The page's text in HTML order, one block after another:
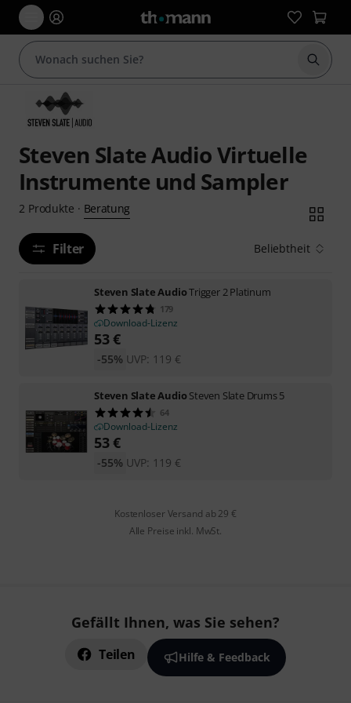
Suche
Steven Slate Audio Virtuelle
Instrumente und Sampler
2 Produkte · Beratung
Filter Beliebtheit
Steven Slate AudioTrigger 2 Platinum
179
Download-Lizenz
53€
UVP: 119 €
-55%
Steven Slate AudioSteven Slate Drums 5
64
Download-Lizenz
53€
UVP: 119 €
-55%
Kostenloser Versand ab 29 €
Alle Preise inkl. MwSt.
Gefällt Ihnen, was Sie sehen?
Teilen Hilfe & Feedback